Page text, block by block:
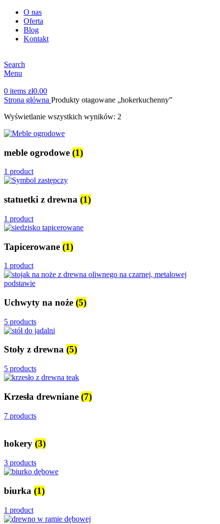
O nas
Oferta
Blog
Kontakt
Search
Menu
0 items zł0.00
Strona główna Produkty otagowane „hokerkuchenny”
Wyświetlanie wszystkich wyników: 2
meble ogrodowe (1)
1 product
statuetki z drewna (1)
1 product
Tapicerowane (1)
1 product
Uchwyty na noże (5)
5 products
Stoły z drewna (5)
5 products
Krzesła drewniane (7)
7 products
hokery (3)
3 products
biurka (1)
1 product